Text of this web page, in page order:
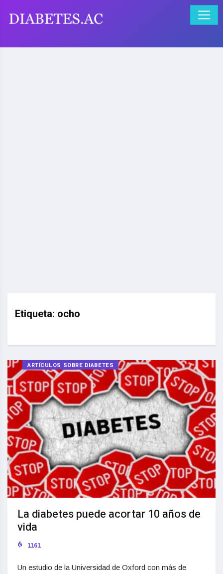
Etiqueta: ocho
ARTÍCULOS SOBRE DIABETES
La diabetes puede acortar 10 años de
vida
1161
Un estudio de la Universidad de Oxford con más de